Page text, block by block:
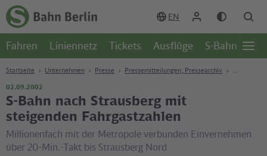
Zum Hauptinhalt
Zur Suche
Zur Hauptnavigation
Zur Fußzeile
Zur
Startseite
S-
Bahn
EN
Fahren Liniennetz Tickets Ausflüge S-Bahn-Welt
Startseite Unternehmen Presse Pressemitteilungen, Pressearchiv
02.09.2002
S-Bahn nach Strausberg mit
steigenden Fahrgastzahlen
Millionenfach mit der Metropole verbunden Einvernehmen
über 20-Min.-Takt bis Strausberg Nord